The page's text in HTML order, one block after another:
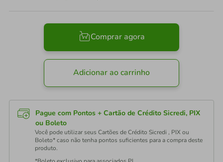
Comprar agora
Adicionar ao carrinho
Pague com Pontos + Cartão de Crédito Sicredi, PIX
ou Boleto
Você pode utilizar seus Cartões de Crédito Sicredi , PIX ou
Boleto* caso não tenha pontos suficientes para a compra deste
produto.